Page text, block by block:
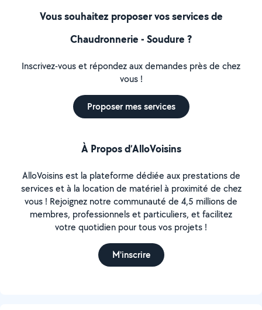
Vous souhaitez proposer vos services de
Chaudronnerie - Soudure ?
Inscrivez-vous et répondez aux demandes près de chez
vous !
Proposer mes services
À Propos d’AlloVoisins
AlloVoisins est la plateforme dédiée aux prestations de
services et à la location de matériel à proximité de chez
vous ! Rejoignez notre communauté de 4,5 millions de
membres, professionnels et particuliers, et facilitez
votre quotidien pour tous vos projets !
M'inscrire